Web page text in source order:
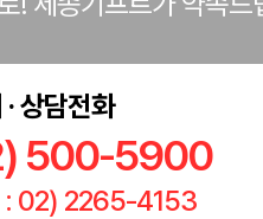
상담전화
500-5900
: 02) 2265-4153